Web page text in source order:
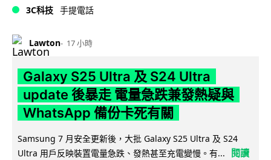
3C科技 手提電話
Lawton 17 小時
Galaxy S25 Ultra 及 S24 Ultra
update 後暴走 電量急跌兼發熱疑與
WhatsApp 備份卡死有關
Samsung 7 月安全更新後，大批 Galaxy S25 Ultra 及 S24
Ultra 用戶反映裝置電量急跌、發熱甚至充電變慢。有...
閱讀